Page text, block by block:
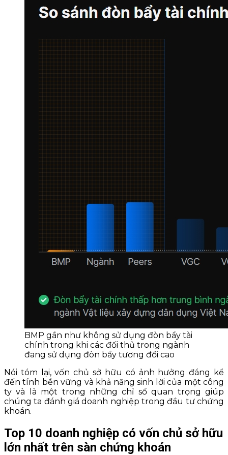
BMP gần như không sử dụng đòn bẩy tài
chính trong khi các đối thủ trong ngành
đang sử dụng đòn bẩy tương đối cao
Nói tóm lại, vốn chủ sở hữu có ảnh hưởng đáng kể
đến tính bền vững và khả năng sinh lời của một công
ty và là một trong những chỉ số quan trọng giúp
chúng ta đánh giá doanh nghiệp trong đầu tư chứng
khoán.
Top 10 doanh nghiệp có vốn chủ sở hữu
lớn nhất trên sàn chứng khoán